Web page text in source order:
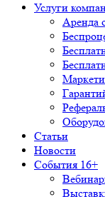
Услуги
Аренда
Статьи
Новости
События 16+